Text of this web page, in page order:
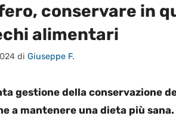
conservare in
alimentari
di Giuseppe F.
gestione della conservazione
a mantenere una dieta più sana.